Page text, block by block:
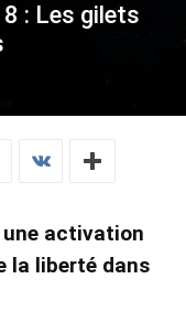
: Les gilets
une activation
la liberté dans